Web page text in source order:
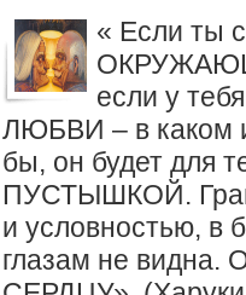
« Если ты
если у
ЛЮБВИ – в каком
бы, он будет для
ПУСТЫШКОЙ.
и условностью, в
глазам не